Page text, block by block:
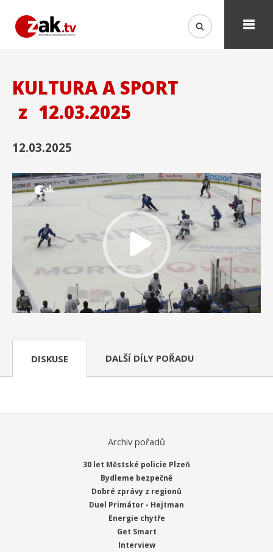
KULTURA A SPORT
z 12.03.2025
12.03.2025
DISKUSE DALŠÍ DÍLY POŘADU
Archiv pořadů
30 let Městské policie Plzeň
Bydleme bezpečně
Dobré zprávy z regionů
Duel Primátor - Hejtman
Energie chytře
Get Smart
Interview